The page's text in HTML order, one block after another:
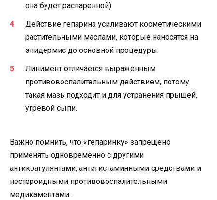
она будет распаренной).
Действие гепарина усиливают косметическими
растительными маслами, которые наносятся на
эпидермис до основной процедуры.
Линимент отличается выраженным
противовоспалительным действием, потому
такая мазь подходит и для устранения прыщей,
угревой сыпи.
Важно помнить, что «гепаринку» запрещено
применять одновременно с другими
антикоагулянтами, антигистаминными средствами и
нестероидными противовоспалительными
медикаментами.